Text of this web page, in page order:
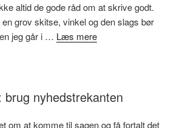
altid de gode råd om at skrive godt.
grov skitse, vinkel og den slags bør
jeg går i … Læs mere
brug nyhedstrekanten
om at komme til sagen og få fortalt det